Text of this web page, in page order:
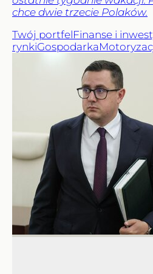
chce dwie trzecie Polaków.
Twój portfelFinanse i
rynkiGospodarka